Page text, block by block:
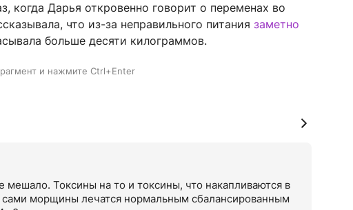
когда Дарья откровенно говорит о переменах во
что из-за неправильного питания заметно
больше десяти килограммов.
и нажмите Ctrl+Enter
Токсины на то и токсины, что накапливаются в
сами морщины лечатся нормальным сбалансированным